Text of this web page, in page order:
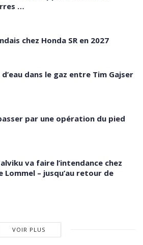
…
chez Honda SR en 2027
dans le gaz entre Tim Gajser
par une opération du pied
va faire l’intendance chez
Lommel – jusqu’au retour de
VOIR PLUS